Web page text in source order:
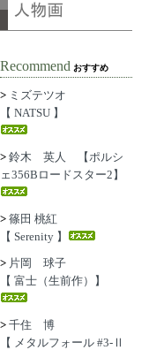
Recommend おすすめ
> ミズテツオ
【 NATSU 】
> 鈴木 英人 【ポルシ
ェ356Bロードスター2】
> 篠田 桃紅
【 Serenity 】
> 片岡 球子
【 富士（生前作）】
> 千住 博
【 メタルフォール #3-Ⅱ